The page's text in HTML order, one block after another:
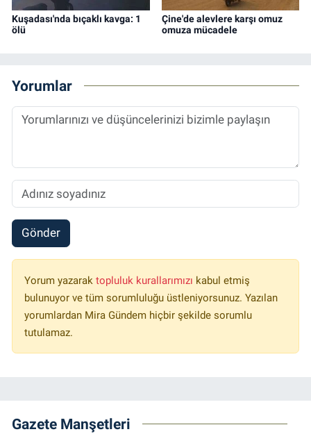
Kuşadası'nda bıçaklı kavga: 1
ölü
Çine'de alevlere karşı omuz
omuza mücadele
Yorumlar
Gönder
Yorum yazarak topluluk kurallarımızı kabul etmiş
bulunuyor ve tüm sorumluluğu üstleniyorsunuz. Yazılan
yorumlardan Mira Gündem hiçbir şekilde sorumlu
tutulamaz.
Gazete Manşetleri